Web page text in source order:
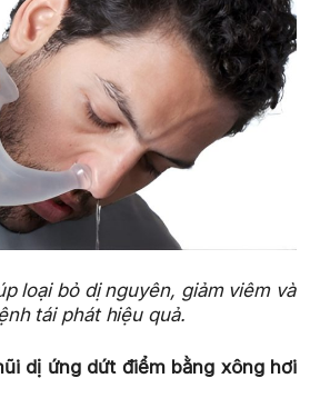
loại bỏ dị nguyên, giảm viêm và
tái phát hiệu quả.
dị ứng dứt điểm bằng xông hơi